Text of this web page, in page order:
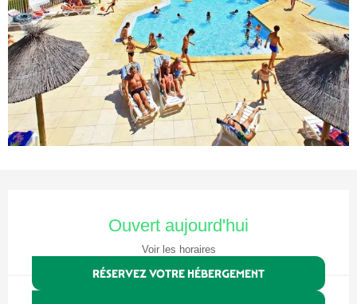
Ouvert aujourd'hui
Voir les horaires
RÉSERVEZ VOTRE HÉBERGEMENT